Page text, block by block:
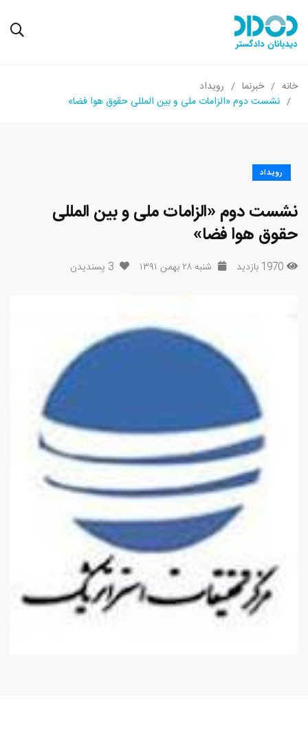
خانه خبرنما
رویداد
نشست دوم «الزامات ملی و بین ‌المللی حقوق هوا فضا»
رویداد
نشست دوم «الزامات ملی و بین ‌المللی
حقوق هوا فضا»
1970 بازدید شنبه ۲۸ بهمن ۱۳۹۱ 3 پسندیدن